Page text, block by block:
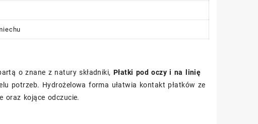
o znane z natury składniki, Płatki pod oczy i na linię
potrzeb. Hydrożelowa forma ułatwia kontakt płatków ze
oraz kojące odczucie.